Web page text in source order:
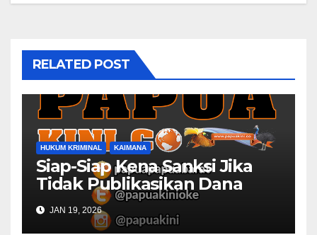
RELATED POST
HUKUM KRIMINAL KAIMANA
Siap-Siap Kena Sanksi Jika
Tidak Publikasikan Dana
Desa
JAN 19, 2026